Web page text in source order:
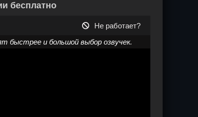
бесплатно
Не работает?
быстрее и большой выбор озвучек.